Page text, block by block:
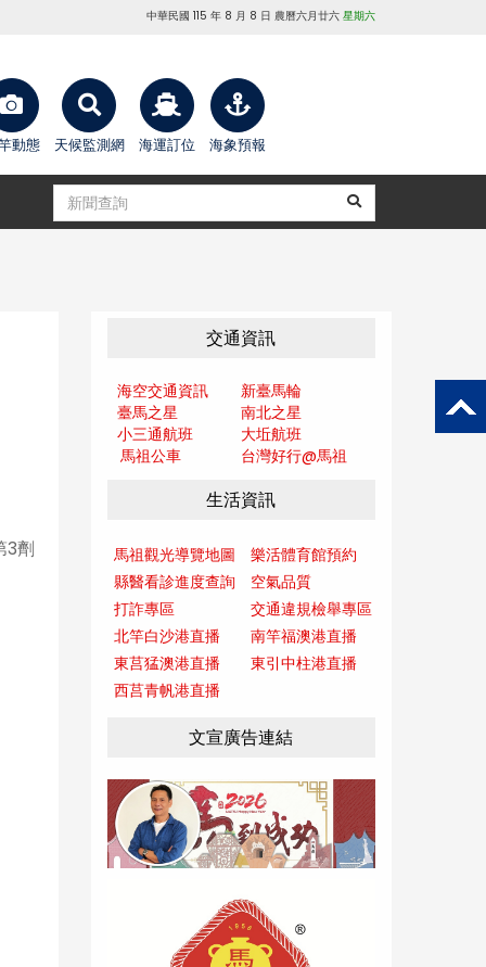
中華民國 115 年 8 月 8 日 農曆六月廿六 星期六
動態 天候監測網 海運訂位 海象預報
3劑
交通資訊
海空交通資訊
新臺馬輪
臺馬之星
南北之星
小三通航班
大坵航班
馬祖公車
台灣好行@馬祖
生活資訊
馬祖觀光導覽地圖
樂活體育館預約
縣醫看診進度查詢
空氣品質
打詐專區
交通違規檢舉專區
北竿白沙港直播
南竿福澳港直播
東莒猛澳港直播
東引中柱港直播
西莒青帆港直播
文宣廣告連結